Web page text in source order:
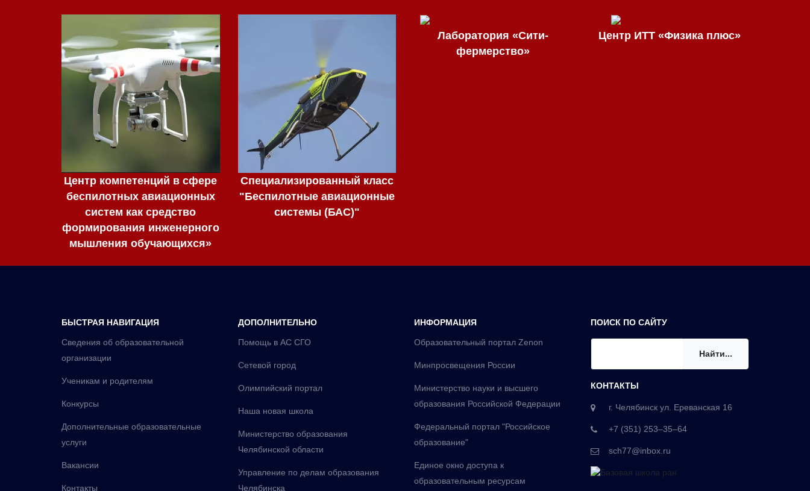
Центр компетенций в сфере
беспилотных авиационных
систем как средство
формирования инженерного
мышления обучающихся»
Специализированный класс
"Беспилотные авиационные
системы (БАС)"
Лаборатория «Сити-
фермерство»
Центр ИТТ «Физика плюс»
БЫСТРАЯ НАВИГАЦИЯ
Сведения об образовательной
организации
Ученикам и родителям
Конкурсы
Дополнительные образовательные
услуги
Вакансии
Контакты
ДОПОЛНИТЕЛЬНО
Помощь в АС СГО
Сетевой город
Олимпийский портал
Наша новая школа
Министерство образования
Челябинской области
Управление по делам образования
Челябинска
ИНФОРМАЦИЯ
Образовательный портал Zenon
Минпросвещения России
Министерство науки и высшего
образования Российской Федерации
Федеральный портал "Российское
образование"
Единое окно доступа к
образовательным ресурсам
ПОИСК ПО САЙТУ
Найти...
КОНТАКТЫ
г. Челябинск ул. Ереванская 16
+7 (351) 253‒35‒64
sch77@inbox.ru